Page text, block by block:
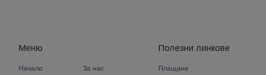
Меню
Начало
За нас
Полезни линкове
Плащане